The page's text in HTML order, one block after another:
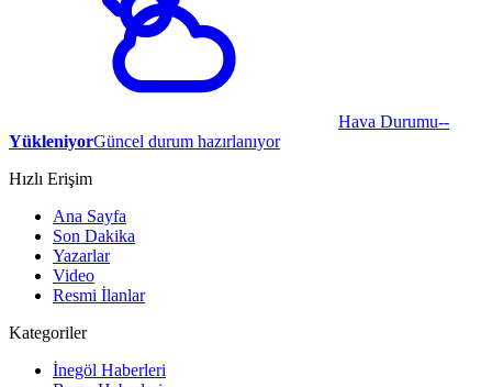
Hava Durumu--
YükleniyorGüncel durum hazırlanıyor
Hızlı Erişim
Ana Sayfa
Son Dakika
Yazarlar
Video
Resmi İlanlar
Kategoriler
İnegöl Haberleri